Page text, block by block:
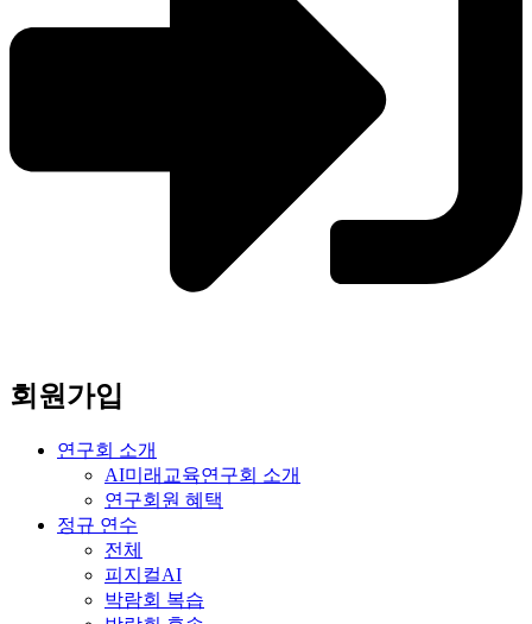
회원가입
연구회 소개
AI미래교육연구회 소개
연구회원 혜택
정규 연수
전체
피지컬AI
박람회 복습